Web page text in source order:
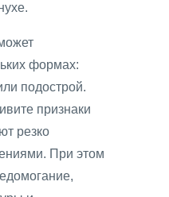
формах:
подострой.
признаки
резко
При этом